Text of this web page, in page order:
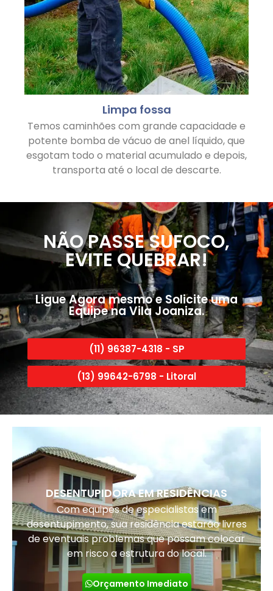
Limpa fossa
Temos caminhões com grande capacidade e
potente bomba de vácuo de anel líquido, que
esgotam todo o material acumulado e depois,
transporta até o local de descarte.
NÃO PASSE SUFOCO,
EVITE QUEBRAR!
Ligue Agora mesmo e Solicite uma
Equipe na Vila Joaniza.
(11) 96387-4318 - SP
(13) 99642-6798 - Litoral
DESENTUPIDORA EM RESIDÊNCIAS
Com equipes de especialistas em
desentupimento, sua residência estarão livres
de eventuais problemas que possam colocar
em risco a estrutura do local.
Orçamento Imediato